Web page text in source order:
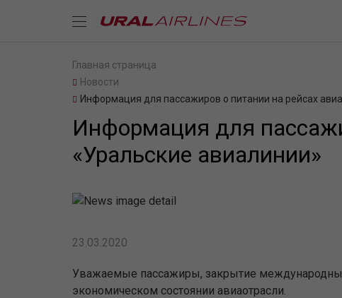
Главная страница
Новости
Информация для пассажиров о питании на рейсах
Информация для
«Уральские авиалинии»
23.03.2020
Уважаемые пассажиры, закрытие
экономическом состоянии авиаотрасли.